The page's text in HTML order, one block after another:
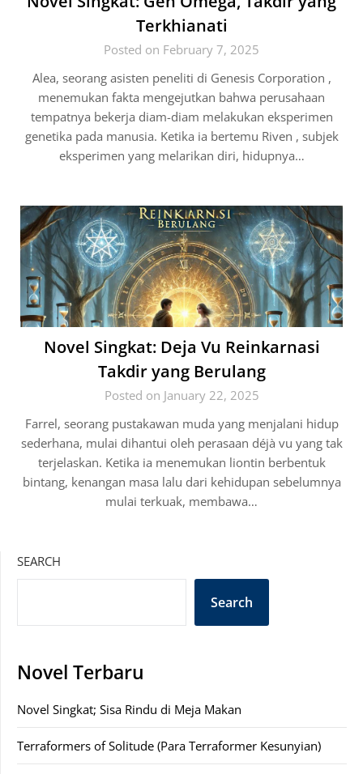
Terkhianati
Posted on February 7, 2025
Alea, seorang asisten peneliti di Genesis Corporation ,
menemukan fakta mengejutkan bahwa perusahaan
tempatnya bekerja diam-diam melakukan eksperimen
genetika pada manusia. Ketika ia bertemu Riven , subjek
eksperimen yang melarikan diri, hidupnya…
Novel Singkat: Deja Vu Reinkarnasi
Takdir yang Berulang
Posted on January 22, 2025
Farrel, seorang pustakawan muda yang menjalani hidup
sederhana, mulai dihantui oleh perasaan déjà vu yang tak
terjelaskan. Ketika ia menemukan liontin berbentuk
bintang, kenangan masa lalu dari kehidupan sebelumnya
mulai terkuak, membawa…
SEARCH
Search
Novel Terbaru
Novel Singkat; Sisa Rindu di Meja Makan
Terraformers of Solitude (Para Terraformer Kesunyian)